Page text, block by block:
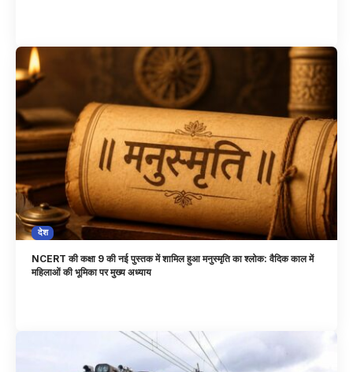
देश
NCERT की कक्षा 9 की नई पुस्तक में शामिल हुआ मनुस्मृति का श्लोक: वैदिक काल में
महिलाओं की भूमिका पर मुख्य अध्याय